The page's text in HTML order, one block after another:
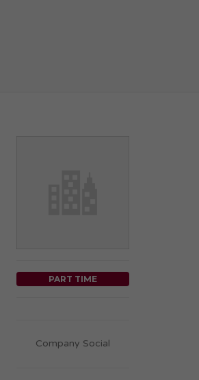
PART TIME
Company Social